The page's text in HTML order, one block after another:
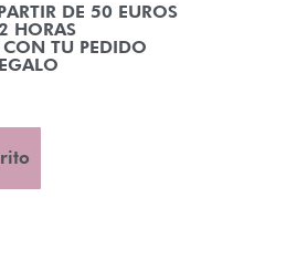
DE 50 EUROS
HORAS
CON TU PEDIDO